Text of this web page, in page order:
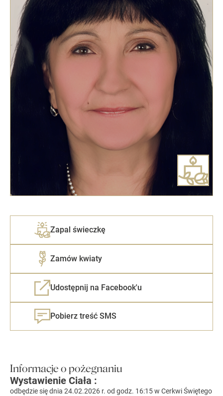
Zapal świeczkę
Zamów kwiaty
Udostępnij na Facebook'u
Pobierz treść SMS
Informacje o pożegnaniu
Wystawienie Ciała :
odbędzie się dnia 24.02.2026 r. od godz. 16:15 w Cerkwi Świętego